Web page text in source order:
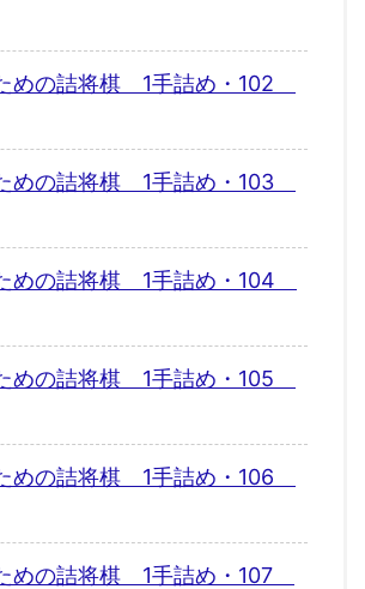
めの詰将棋 1手詰め・102
めの詰将棋 1手詰め・103
めの詰将棋 1手詰め・104
めの詰将棋 1手詰め・105
めの詰将棋 1手詰め・106
めの詰将棋 1手詰め・107